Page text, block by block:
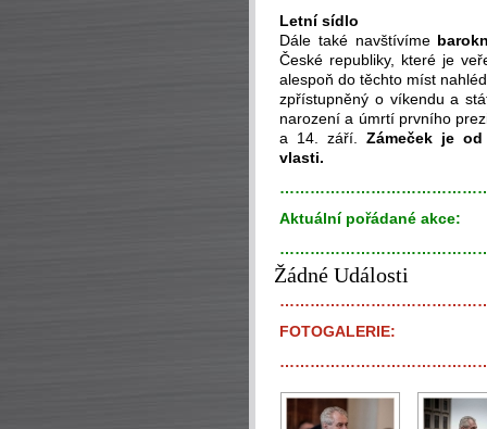
Letní sídlo
Dále také navštívíme
České republiky, které je
alespoň do těchto míst
zpřístupněný o víkendu a
narození a úmrtí prvního
a 14. září. Zámeček je
vlasti.
Aktuální pořádané akce:
Žádné Události
FOTOGALERIE: